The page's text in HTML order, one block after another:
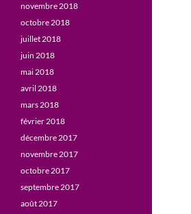
novembre 2018
octobre 2018
juillet 2018
juin 2018
mai 2018
avril 2018
mars 2018
février 2018
décembre 2017
novembre 2017
octobre 2017
septembre 2017
août 2017